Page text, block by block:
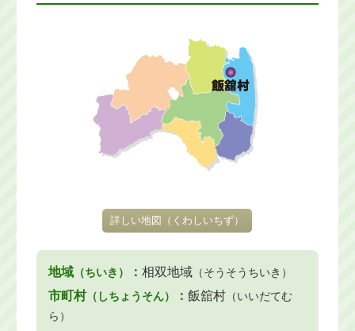
詳しい地図 （くわしいちず）
地域（ちいき） ： 相双地域（そうそうちいき）
市町村（しちょうそん） ： 飯舘村（いいだてむ
ら）